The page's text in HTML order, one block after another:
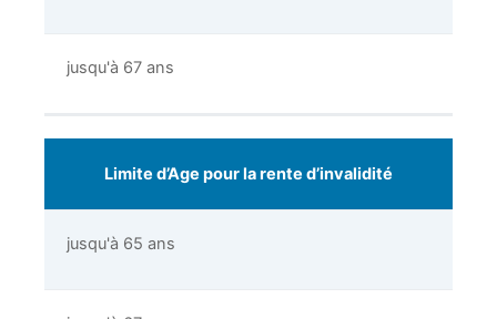
jusqu'à 67 ans
Limite d’Age pour la rente d’invalidité
jusqu'à 65 ans